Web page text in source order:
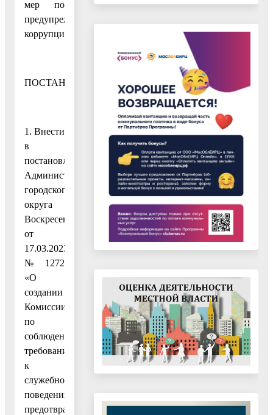
мер по
предупреждению
коррупции
ПОСТАНОВЛЯЮ:
1. Внести
в
постановление
Администрации
городского
округа
Воскресенск
от
17.03.2023
№ 1272
«О
создании
Комиссии
по
соблюдению
требований
к
служебному
поведению,
предотвращению